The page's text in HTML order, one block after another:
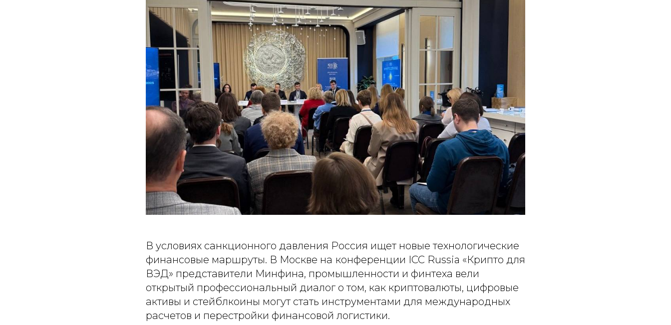
В условиях санкционного давления Россия ищет новые технологические
финансовые маршруты. В Москве на конференции ICC Russia «Крипто для
ВЭД» представители Минфина, промышленности и финтеха вели
открытый профессиональный диалог о том, как криптовалюты, цифровые
активы и стейблкоины могут стать инструментами для международных
расчетов и перестройки финансовой логистики.